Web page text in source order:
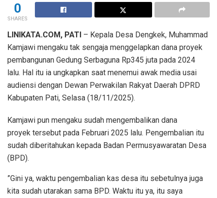
0
SHARES
LINIKATA.COM, PATI – Kepala Desa Dengkek, Muhammad
Kamjawi mengaku tak sengaja menggelapkan dana proyek
pembangunan Gedung Serbaguna Rp345 juta pada 2024
lalu. Hal itu ia ungkapkan saat menemui awak media usai
audiensi dengan Dewan Perwakilan Rakyat Daerah DPRD
Kabupaten Pati, Selasa (18/11/2025).
Kamjawi pun mengaku sudah mengembalikan dana
proyek tersebut pada Februari 2025 lalu. Pengembalian itu
sudah diberitahukan kepada Badan Permusyawaratan Desa
(BPD).
”Gini ya, waktu pengembalian kas desa itu sebetulnya juga
kita sudah utarakan sama BPD. Waktu itu ya, itu saya